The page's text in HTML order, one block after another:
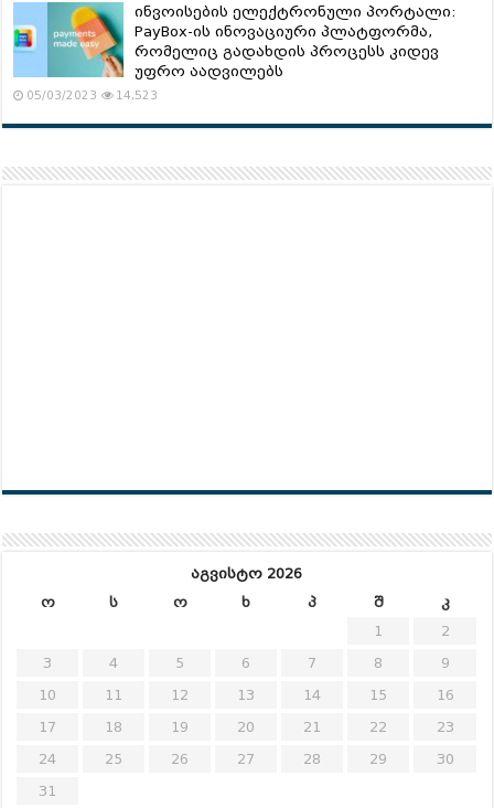
ინვოისების ელექტრონული პორტალი:
PayBox-ის ინოვაციური პლატფორმა,
რომელიც გადახდის პროცესს კიდევ
უფრო აადვილებს
05/03/2023 14,523
აგვისტო 2026
ო
ს ო ხ პ შ
კ
1
2
3
4 5 6 7 8
9
10
11 12 13 14 15
16
17
18 19 20 21 22
23
24
25 26 27 28 29
30
31